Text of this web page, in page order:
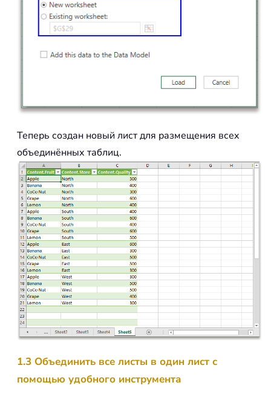
Теперь создан новый лист для размещения всех
объединённых таблиц.
1.3 Объединить все листы в один лист с
помощью удобного инструмента